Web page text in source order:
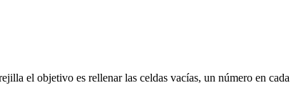
el objetivo es rellenar las celdas vacías, un número en cada